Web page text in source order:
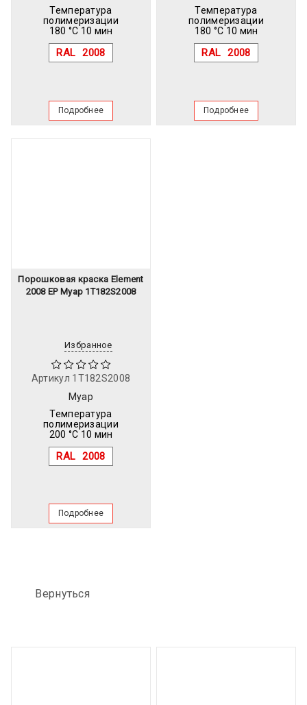
Температура
полимеризации
180 °C 10 мин
RAL 2008
Подробнее
Температура
полимеризации
180 °C 10 мин
RAL 2008
Подробнее
Порошковая краска Element
2008 EР Муар 1T182S2008
Избранное
Артикул 1T182S2008
Муар
Температура
полимеризации
200 °C 10 мин
RAL 2008
Подробнее
Вернуться